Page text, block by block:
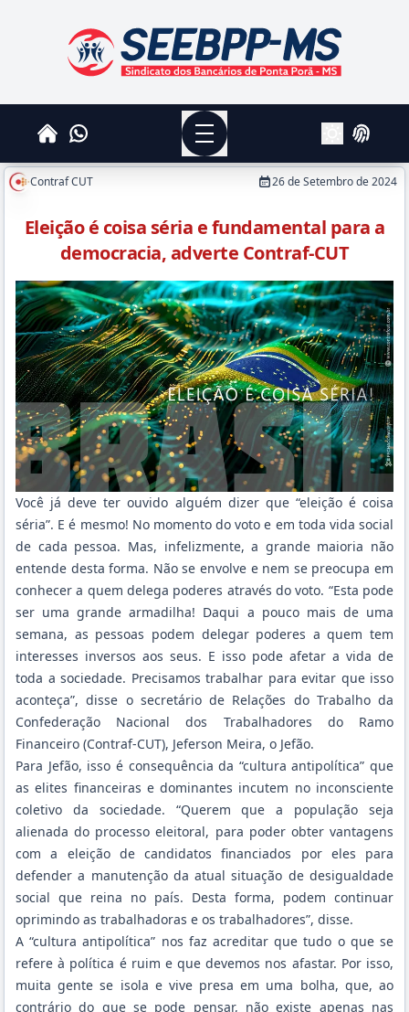
SEEBPPMS - Sindicato dos Bancários de Ponta
HomeWhatsapp
Menu
AlterarLogin
Contraf CUT 26 de Setembro de 2024
Eleição é coisa séria e fundamental para a
democracia, adverte Contraf-CUT
Você já deve ter ouvido alguém dizer que “eleição é coisa
séria”. E é mesmo! No momento do voto e em toda vida social
de cada pessoa. Mas, infelizmente, a grande maioria não
entende desta forma. Não se envolve e nem se preocupa em
conhecer a quem delega poderes através do voto. “Esta pode
ser uma grande armadilha! Daqui a pouco mais de uma
semana, as pessoas podem delegar poderes a quem tem
interesses inversos aos seus. E isso pode afetar a vida de
toda a sociedade. Precisamos trabalhar para evitar que isso
aconteça”, disse o secretário de Relações do Trabalho da
Confederação Nacional dos Trabalhadores do Ramo
Financeiro (Contraf-CUT), Jeferson Meira, o Jefão.
Para Jefão, isso é consequência da “cultura antipolítica” que
as elites financeiras e dominantes incutem no inconsciente
coletivo da sociedade. “Querem que a população seja
alienada do processo eleitoral, para poder obter vantagens
com a eleição de candidatos financiados por eles para
defender a manutenção da atual situação de desigualdade
social que reina no país. Desta forma, podem continuar
oprimindo as trabalhadoras e os trabalhadores”, disse.
A “cultura antipolítica” nos faz acreditar que tudo o que se
refere à política é ruim e que devemos nos afastar. Por isso,
muita gente se isola e vive presa em uma bolha, que, ao
contrário do que se pode pensar, não existe apenas nas